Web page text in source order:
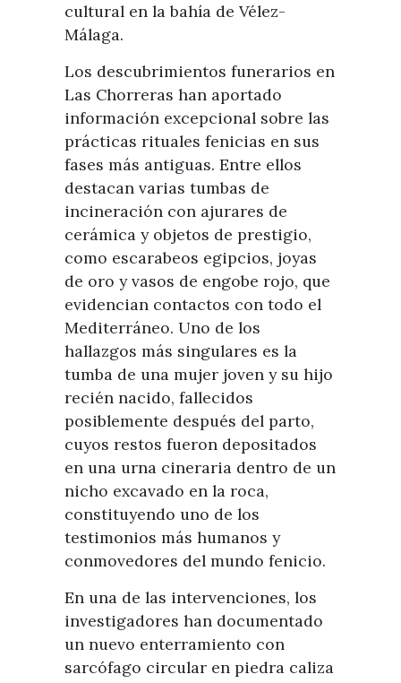
cultural en la bahía de Vélez-
Málaga.
Los descubrimientos funerarios en
Las Chorreras han aportado
información excepcional sobre las
prácticas rituales fenicias en sus
fases más antiguas. Entre ellos
destacan varias tumbas de
incineración con ajurares de
cerámica y objetos de prestigio,
como escarabeos egipcios, joyas
de oro y vasos de engobe rojo, que
evidencian contactos con todo el
Mediterráneo. Uno de los
hallazgos más singulares es la
tumba de una mujer joven y su hijo
recién nacido, fallecidos
posiblemente después del parto,
cuyos restos fueron depositados
en una urna cineraria dentro de un
nicho excavado en la roca,
constituyendo uno de los
testimonios más humanos y
conmovedores del mundo fenicio.
En una de las intervenciones, los
investigadores han documentado
un nuevo enterramiento con
sarcófago circular en piedra caliza